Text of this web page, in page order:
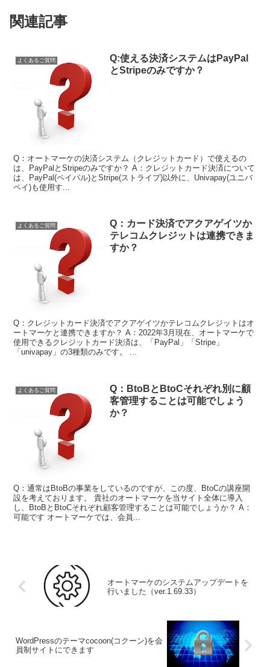
関連記事
よくあるご質問
Q:使える決済システムはPayPal
とStripeのみですか？
Q：オートマーケの決済システム（クレジットカード）で使えるの
は、PayPalとStripeのみですか？ A：クレジットカード決済について
は、PayPal(ペイパル)とStripe(ストライプ)以外に、Univapay(ユニバ
ペイ)も使用す...
よくあるご質問
Q：カード決済でアクアゲイツか
テレコムクレジットは連携できま
すか？
Q：クレジットカード決済でアクアゲイツかテレコムクレジットはオ
ートマーケと連携できますか？ A：2022年3月現在、オートマーケで
使用できるクレジットカード決済は、「PayPal」「Stripe」
「univapay」の3種類のみです。 ...
よくあるご質問
Q：BtoBとBtoCそれぞれ別に顧
客管理することは可能でしょう
か？
Q：通常はBtoBの事業をしているのですが、この度、BtoCの講座開
設を考えております。 貴社のオートマーケを当サイト全体に導入
し、BtoBとBtoCそれぞれ顧客管理することは可能でしょうか？ A：
可能です オートマーケでは、会員...
オートマーケのシステムアップデートを
行いました（ver.1.69.33）
WordPressのテーマcocoon(コクーン)を会
員制サイトにできます